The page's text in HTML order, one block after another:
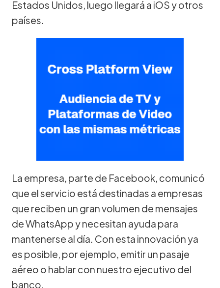
Estados Unidos, luego llegará a iOS y otros
países.
La empresa, parte de Facebook, comunicó
que el servicio está destinadas a empresas
que reciben un gran volumen de mensajes
de WhatsApp y necesitan ayuda para
mantenerse al día. Con esta innovación ya
es posible, por ejemplo, emitir un pasaje
aéreo o hablar con nuestro ejecutivo del
banco.